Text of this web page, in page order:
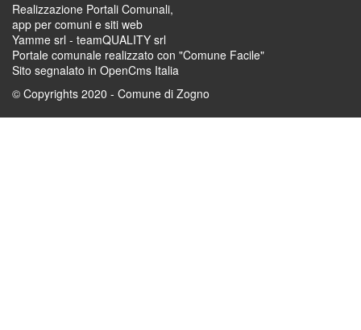
Realizzazione Portali Comunali,
app per comuni e siti web
Yamme srl - teamQUALITY srl
Portale comunale realizzato con "Comune Facile"
Sito segnalato in OpenCms Italia
© Copyrights 2020 - Comune di Zogno